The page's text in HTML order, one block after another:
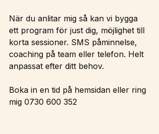
När du anlitar mig så kan vi bygga
ett program för just dig, möjlighet till
korta sessioner. SMS påminnelse,
coaching på team eller telefon. Helt
anpassat efter ditt behov.
Boka in en tid på hemsidan eller ring
mig 0730 600 352